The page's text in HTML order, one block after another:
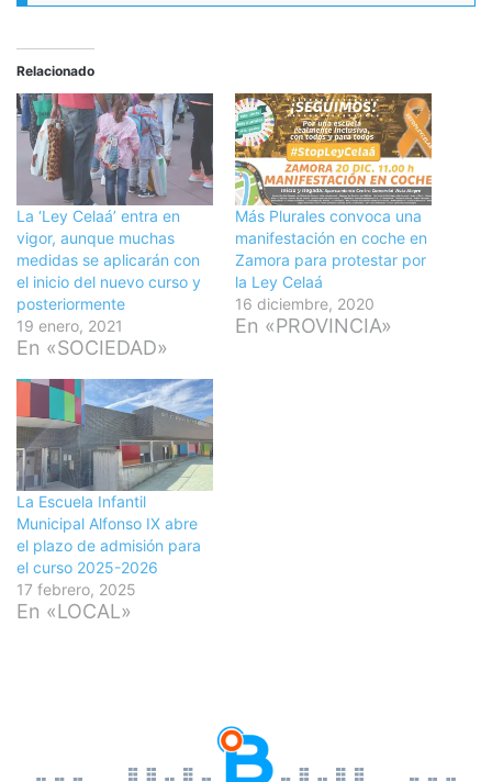
Relacionado
La ‘Ley Celaá’ entra en
vigor, aunque muchas
medidas se aplicarán con
el inicio del nuevo curso y
posteriormente
19 enero, 2021
En «SOCIEDAD»
Más Plurales convoca una
manifestación en coche en
Zamora para protestar por
la Ley Celaá
16 diciembre, 2020
En «PROVINCIA»
La Escuela Infantil
Municipal Alfonso IX abre
el plazo de admisión para
el curso 2025-2026
17 febrero, 2025
En «LOCAL»